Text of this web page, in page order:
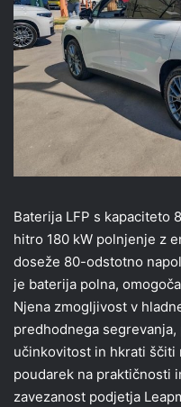
Baterija LFP s kapaciteto
hitro 180 kW polnjenje z
doseže 80-odstotno
je baterija polna,
Njena zmogljivost v
predhodnega
učinkovitost in hkrati ščiti
poudarek na praktičnosti
zavezanost podjetja